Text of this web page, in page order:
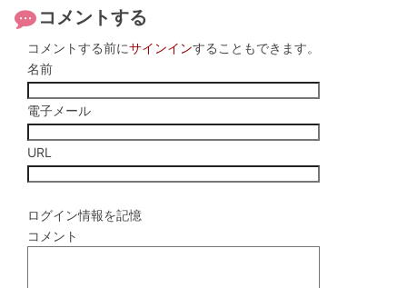
コメントする
コメントする前にサインインすることもできます。
名前
電子メール
URL
ログイン情報を記憶
コメント